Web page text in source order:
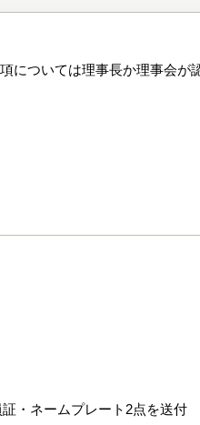
については理事長か理事会が
・ネームプレート2点を送付